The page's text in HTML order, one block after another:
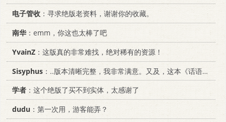
电子管收 ：寻求绝版老资料，谢谢你的收藏。
南华：emm，你这也太棒了吧
YvainZ ：这版真的非常难找，绝对稀有的资源！
Sisyphus ：..版本清晰完整，我非常满意。又及，这本《话语的真相》...
学者 ：这个绝版了买不到实体，太感谢了
dudu ：第一次用，游客能弄？